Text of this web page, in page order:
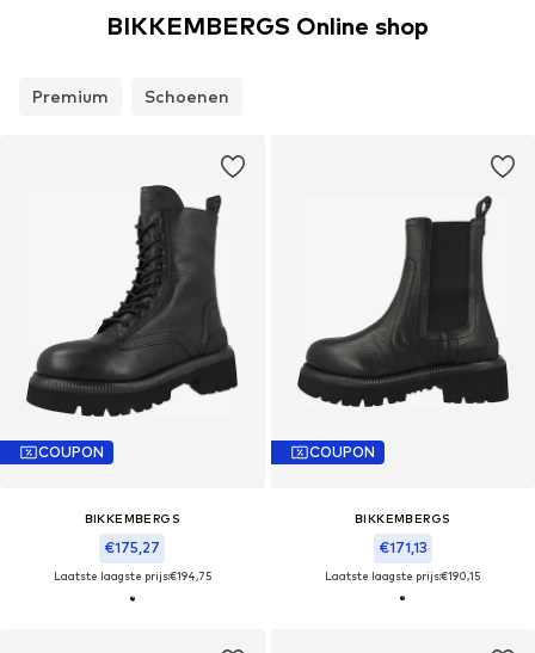
BIKKEMBERGS Online shop
Premium Schoenen
COUPON
BIKKEMBERGS
€175,27
Laatste laagste prijs:€194,75
COUPON
BIKKEMBERGS
€171,13
Laatste laagste prijs:€190,15